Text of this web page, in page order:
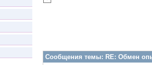
Сообщения темы: RE: Обмен